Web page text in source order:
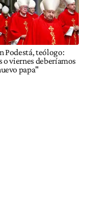
Podestá, teólogo:
o viernes deberíamos
papa"